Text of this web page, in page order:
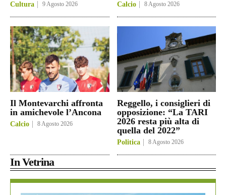
Cultura 9 Agosto 2026 Calcio 8 Agosto 2026
Il Montevarchi affronta
in amichevole l’Ancona
Calcio 8 Agosto 2026
Reggello, i consiglieri di
opposizione: “La TARI
2026 resta più alta di
quella del 2022”
Politica 8 Agosto 2026
In Vetrina